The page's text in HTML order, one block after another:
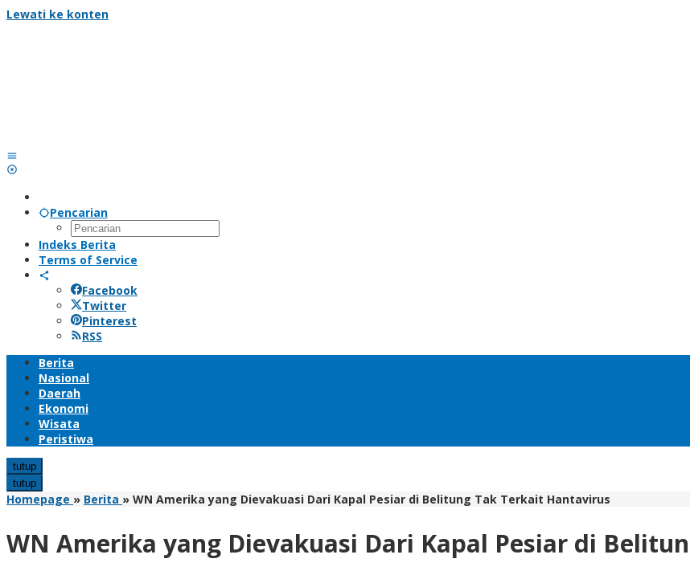
Lewati ke konten
Pencarian
Indeks Berita
Terms of Service
Facebook
Twitter
Pinterest
RSS
Berita
Nasional
Daerah
Ekonomi
Wisata
Peristiwa
tutup
tutup
Homepage » Berita » WN Amerika yang Dievakuasi Dari Kapal Pesiar di Belitung Tak Terkait Hantavirus
WN Amerika yang Dievakuasi Dari Kapal Pesiar di